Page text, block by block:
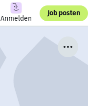
Anmelden
Job posten